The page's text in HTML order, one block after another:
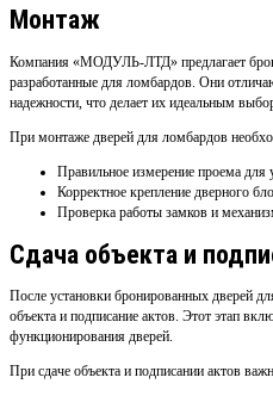
Монтаж
Компания «МОДУЛЬ-ЛТД» предлагает
разработанные для ломбардов. Они
надежности, что делает их идеальным
При монтаже дверей для ломбардов
Правильное измерение проема для
Корректное крепление дверного
Проверка работы замков и
Сдача объекта и
После установки бронированных дверей
объекта и подписание актов. Этот этап
функционирования дверей.
При сдаче объекта и подписании актов